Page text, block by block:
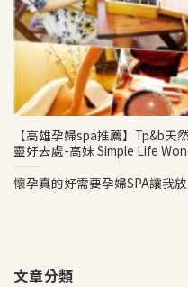
文章分類
【高雄孕婦spa推薦】Tp&b
靈好去處-高妹 Simple Life
懷孕真的好需要孕婦SPA讓我放